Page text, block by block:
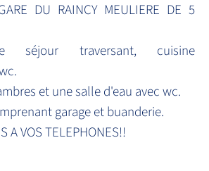
DU RAINCY MEULIERE DE 5
séjour traversant, cuisine
et une salle d'eau avec wc.
garage et buanderie.
A VOS TELEPHONES!!